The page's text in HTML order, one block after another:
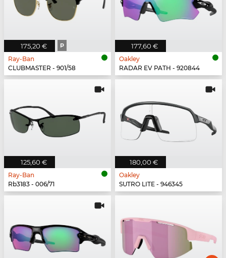
175,20 € P
Ray-Ban
CLUBMASTER - 901/58
177,60 €
Oakley
RADAR EV PATH - 920844
125,60 €
Ray-Ban
Rb3183 - 006/71
180,00 €
Oakley
SUTRO LITE - 946345